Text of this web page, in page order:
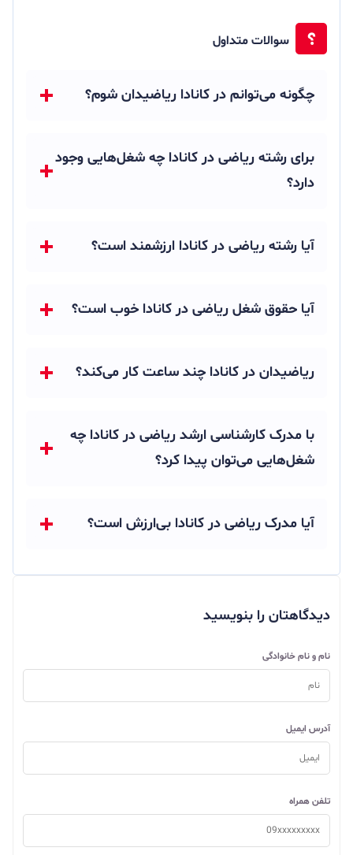
سوالات متداول
چگونه می‌توانم در کانادا ریاضیدان شوم؟
برای رشته ریاضی در کانادا چه شغل‌هایی وجود
دارد؟
آیا رشته ریاضی در کانادا ارزشمند است؟
آیا حقوق شغل ریاضی در کانادا خوب است؟
ریاضیدان در کانادا چند ساعت کار می‌کند؟
با مدرک کارشناسی ارشد ریاضی در کانادا چه
شغل‌هایی می‌توان پیدا کرد؟
آیا مدرک ریاضی در کانادا بی‌ارزش است؟
دیدگاهتان را بنویسید
نام و نام خانوادگی
آدرس ایمیل
تلفن همراه